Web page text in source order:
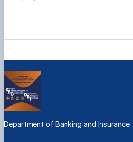
Department of Banking and Insurance